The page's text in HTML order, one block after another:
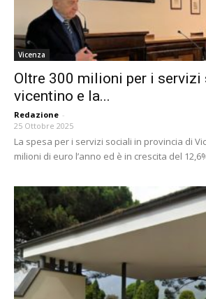
Vicenza
Oltre 300 milioni per i servizi
vicentino e la...
Redazione -
25 Ottobre 2025
La spesa per i servizi sociali in provincia di
milioni di euro l’anno ed è in crescita del